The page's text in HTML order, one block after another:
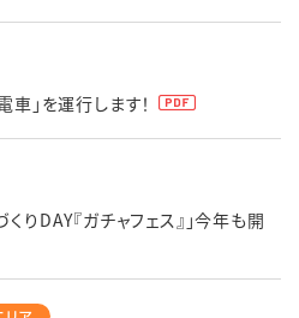
」を運行します！
りDAY『ガチャフェス』」今年も開